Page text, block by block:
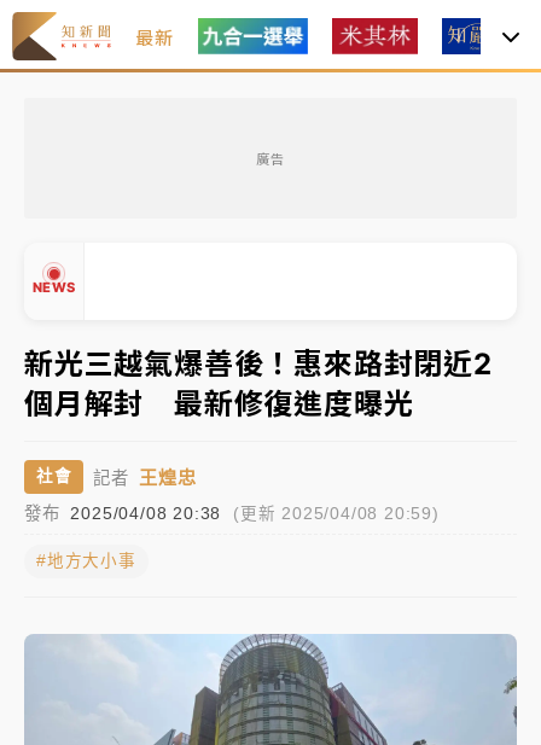
最新
廣告
NEWS
最好玩的父親節！「爸氣集合」出發工程冒險島 邀社
福孩童齊暢玩
強風長浪襲馬祖！「白海豚」逼近劃設警戒區 違規戲
水觀浪恐重罰失血
白海豚瘦身！中部以北防劇烈降水 本周天氣展望「多
「白海豚」雨炸新北！通報109件災情 侯友宜揭這類災
損最多
最好玩的父親節！「爸氣集合」出發工程冒險島 邀社
強風長浪襲馬祖！「白海豚」逼近劃設警戒區 違規戲
新光三越氣爆善後！惠來路封閉近2
個月解封 最新修復進度曝光
社會 記者 王煌忠
發布 2025/04/08 20:38 (更新 2025/04/08 20:59)
#地方大小事